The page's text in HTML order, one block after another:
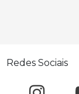
Redes Sociais